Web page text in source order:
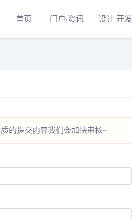
首页 门户·资讯 设计·开发
的提交内容我们会加快审核~